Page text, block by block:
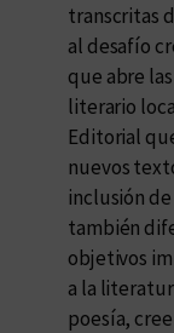
transcritas
al desafío
que abre
literario
Editorial
nuevos
inclusión
también
objetivos
a la
poesía,